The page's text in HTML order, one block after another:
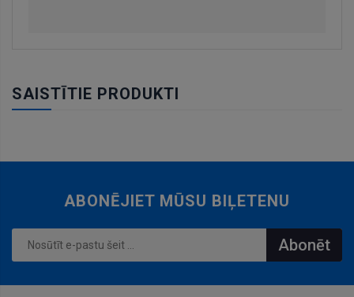
SAISTĪTIE PRODUKTI
ABONĒJIET MŪSU BIĻETENU
Abonēt